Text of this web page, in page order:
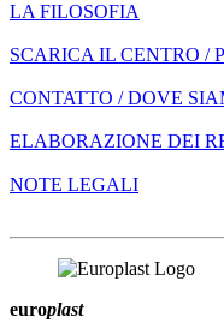
LA FILOSOFIA
SCARICA IL CENTRO /
CONTATTO / DOVE
ELABORAZIONE DEI
NOTE LEGALI
europlast